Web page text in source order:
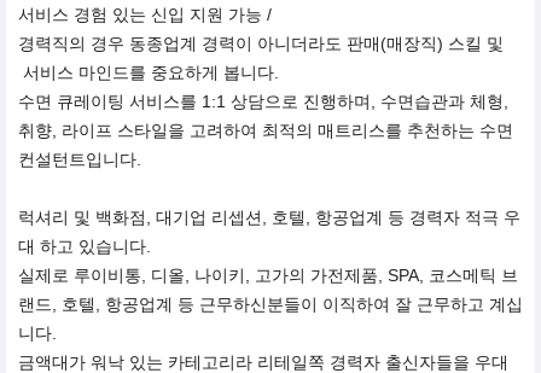
서비스 경험 있는 신입 지원 가능 /
경력직의 경우 동종업계 경력이 아니더라도 판매(매장직) 스킬 및
서비스 마인드를 중요하게 봅니다.
수면 큐레이팅 서비스를 1:1 상담으로 진행하며, 수면습관과 체형,
취향, 라이프 스타일을 고려하여 최적의 매트리스를 추천하는 수면
컨설턴트입니다.
럭셔리 및 백화점, 대기업 리셉션, 호텔, 항공업계 등 경력자 적극 우
대 하고 있습니다.
실제로 루이비통, 디올, 나이키, 고가의 가전제품, SPA, 코스메틱 브
랜드, 호텔, 항공업계 등 근무하신분들이 이직하여 잘 근무하고 계십
니다.
금액대가 워낙 있는 카테고리라 리테일쪽 경력자 출신자들을 우대